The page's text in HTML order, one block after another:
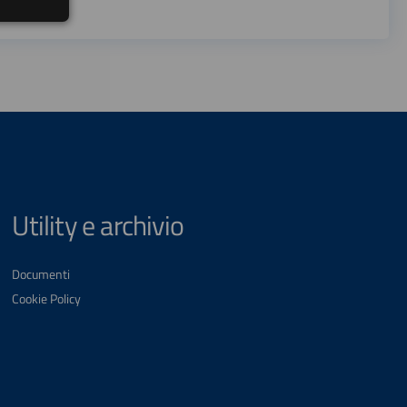
Utility e archivio
Documenti
Cookie Policy